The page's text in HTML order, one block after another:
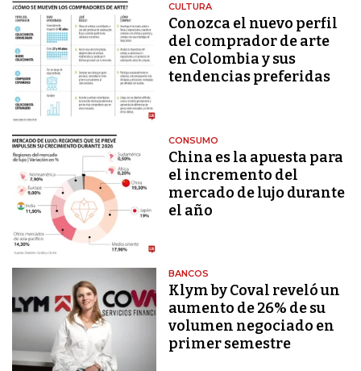
CULTURA
Conozca el nuevo perfil
del comprador de arte
en Colombia y sus
tendencias preferidas
CONSUMO
China es la apuesta para
el incremento del
mercado de lujo durante
el año
BANCOS
Klym by Coval reveló un
aumento de 26% de su
volumen negociado en
primer semestre